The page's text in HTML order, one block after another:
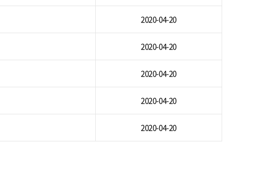
2020-04-20
2020-04-20
2020-04-20
2020-04-20
2020-04-20